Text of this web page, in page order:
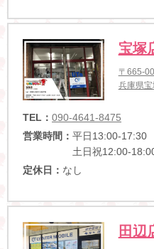
宝塚
〒665-
兵庫県
TEL： 090-4641-8475
営業時間： 平日13:00-17:30
土日祝12:00-
定休日： なし
田辺